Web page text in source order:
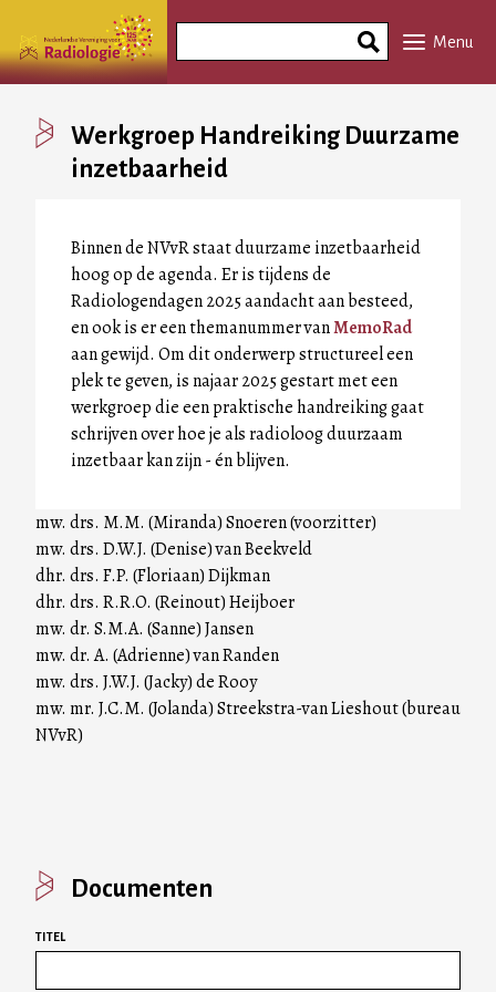
naar
inhoud
Phrase
Menu
Werkgroep Handreiking Duurzame
inzetbaarheid
Binnen de NVvR staat duurzame inzetbaarheid
hoog op de agenda. Er is tijdens de
Radiologendagen 2025 aandacht aan besteed,
en ook is er een themanummer vanMemoRad
aan gewijd. Om dit onderwerp structureel een
plek te geven, is najaar 2025 gestart met een
werkgroep die een praktische handreiking gaat
schrijven over hoe je als radioloog duurzaam
inzetbaar kan zijn - én blijven.
mw. drs. M.M. (Miranda) Snoeren (voorzitter)
mw. drs. D.W.J. (Denise) van Beekveld
dhr. drs. F.P. (Floriaan) Dijkman
dhr. drs. R.R.O. (Reinout) Heijboer
mw. dr. S.M.A. (Sanne) Jansen
mw. dr. A. (Adrienne) van Randen
mw. drs. J.W.J. (Jacky) de Rooy
mw. mr. J.C.M. (Jolanda) Streekstra-van Lieshout (bureau
NVvR)
Documenten
TITEL